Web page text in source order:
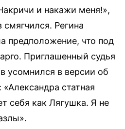
и накажи меня!»,
Регина
предположение, что под
Приглашенный судья
усомнился в версии об
статная
себя как Лягушка. Я не